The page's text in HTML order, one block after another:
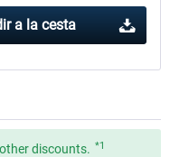
a la cesta
discounts. *1